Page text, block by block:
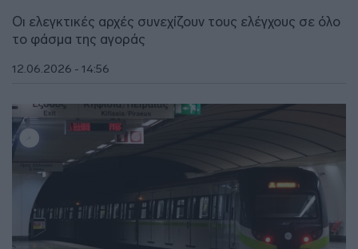
Οι ελεγκτικές αρχές συνεχίζουν τους ελέγχους σε όλο
το φάσμα της αγοράς
12.06.2026 - 14:56